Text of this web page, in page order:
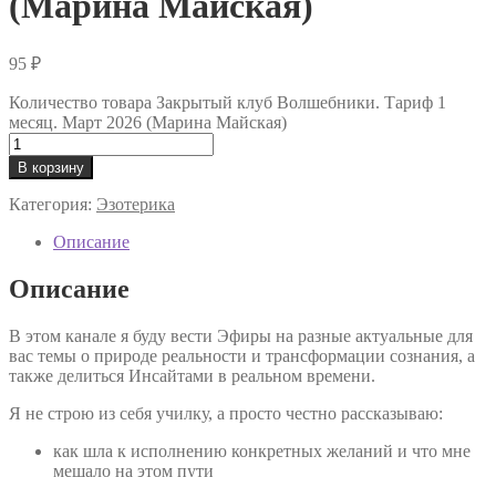
95 ₽
Количество товара Закрытый клуб Волшебники. Тариф 1
месяц. Март 2026 (Марина Майская)
В корзину
Категория: Эзотерика
Описание
Описание
В этом канале я буду вести Эфиры на разные актуальные для
вас темы о природе реальности и трансформации сознания, а
также делиться Инсайтами в реальном времени.
Я не строю из себя училку, а просто честно рассказываю:
как шла к исполнению конкретных желаний и что мне
мешало на этом пути